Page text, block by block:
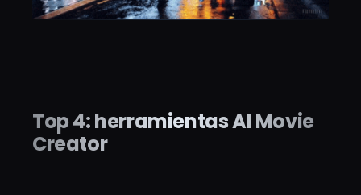
Top 4: herramientas AI Movie
Creator